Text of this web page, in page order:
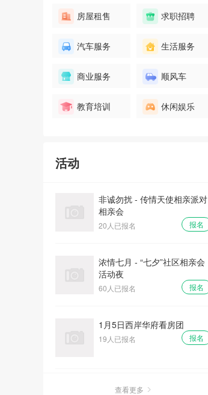
房屋租售 求职招聘
汽车服务 生活服务
商业服务 顺风车
教育培训 休闲娱乐
活动
碧桂园高档别墅看房团
报名
爱情初体验 - “心有灵犀、姻缘
非诚勿扰 - 传情天使相亲派对
相亲会
报名
20人已报名
浓情七月 - “七夕”社区相亲会
活动夜
报名
60人已报名
1月5日西岸华府看房团
报名
19人已报名
周末灿邦广场看房团
查看更多